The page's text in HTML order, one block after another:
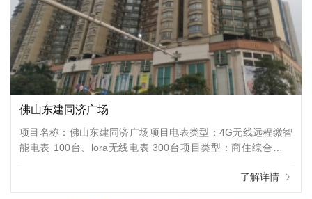
佛山东建同济广场
项目名称：佛山东建同济广场项目电表类型：4G无线远程缴智
能电表 100台、lora无线电表 300台项目类型：商住综合体地
址：广东省佛山市禅城区项目介绍：同济广场位于佛山市禅城同
济，由佛山市东建集团有限公司建成，总建筑面积6780，总占
了解详情